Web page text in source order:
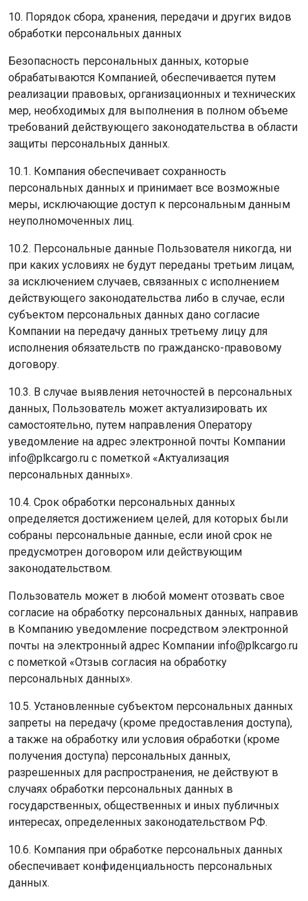
10. Порядок сбора, хранения, передачи и других видов
обработки персональных данных
Безопасность персональных данных, которые
обрабатываются Компанией, обеспечивается путем
реализации правовых, организационных и технических
мер, необходимых для выполнения в полном объеме
требований действующего законодательства в области
защиты персональных данных.
10.1. Компания обеспечивает сохранность
персональных данных и принимает все возможные
меры, исключающие доступ к персональным данным
неуполномоченных лиц.
10.2. Персональные данные Пользователя никогда, ни
при каких условиях не будут переданы третьим лицам,
за исключением случаев, связанных с исполнением
действующего законодательства либо в случае, если
субъектом персональных данных дано согласие
Компании на передачу данных третьему лицу для
исполнения обязательств по гражданско-правовому
договору.
10.3. В случае выявления неточностей в персональных
данных, Пользователь может актуализировать их
самостоятельно, путем направления Оператору
уведомление на адрес электронной почты Компании
info@plkcargo.ru с пометкой «Актуализация
персональных данных».
10.4. Срок обработки персональных данных
определяется достижением целей, для которых были
собраны персональные данные, если иной срок не
предусмотрен договором или действующим
законодательством.
Пользователь может в любой момент отозвать свое
согласие на обработку персональных данных, направив
в Компанию уведомление посредством электронной
почты на электронный адрес Компании info@plkcargo.ru
с пометкой «Отзыв согласия на обработку
персональных данных».
10.5. Установленные субъектом персональных данных
запреты на передачу (кроме предоставления доступа),
а также на обработку или условия обработки (кроме
получения доступа) персональных данных,
разрешенных для распространения, не действуют в
случаях обработки персональных данных в
государственных, общественных и иных публичных
интересах, определенных законодательством РФ.
10.6. Компания при обработке персональных данных
обеспечивает конфиденциальность персональных
данных.